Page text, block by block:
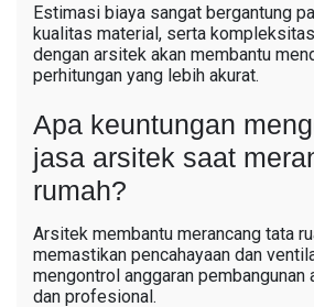
Estimasi biaya sangat bergantung
kualitas material, serta
dengan arsitek akan membantu
perhitungan yang lebih akurat.
Apa keuntungan
jasa arsitek saat
rumah?
Arsitek membantu merancang tata
memastikan pencahayaan dan
mengontrol anggaran pembangunan
dan profesional.